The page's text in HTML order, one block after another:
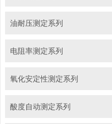
油耐压测定系列
电阻率测定系列
氧化安定性测定系列
酸度自动测定系列